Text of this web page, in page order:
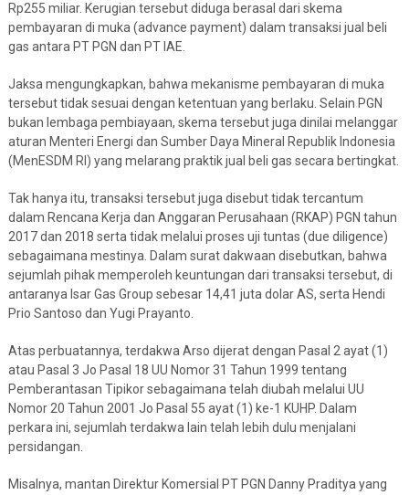
Rp255 miliar. Kerugian tersebut diduga berasal dari skema
pembayaran di muka (advance payment) dalam transaksi jual beli
gas antara PT PGN dan PT IAE.
Jaksa mengungkapkan, bahwa mekanisme pembayaran di muka
tersebut tidak sesuai dengan ketentuan yang berlaku. Selain PGN
bukan lembaga pembiayaan, skema tersebut juga dinilai melanggar
aturan Menteri Energi dan Sumber Daya Mineral Republik Indonesia
(MenESDM RI) yang melarang praktik jual beli gas secara bertingkat.
Tak hanya itu, transaksi tersebut juga disebut tidak tercantum
dalam Rencana Kerja dan Anggaran Perusahaan (RKAP) PGN tahun
2017 dan 2018 serta tidak melalui proses uji tuntas (due diligence)
sebagaimana mestinya. Dalam surat dakwaan disebutkan, bahwa
sejumlah pihak memperoleh keuntungan dari transaksi tersebut, di
antaranya Isar Gas Group sebesar 14,41 juta dolar AS, serta Hendi
Prio Santoso dan Yugi Prayanto.
Atas perbuatannya, terdakwa Arso dijerat dengan Pasal 2 ayat (1)
atau Pasal 3 Jo Pasal 18 UU Nomor 31 Tahun 1999 tentang
Pemberantasan Tipikor sebagaimana telah diubah melalui UU
Nomor 20 Tahun 2001 Jo Pasal 55 ayat (1) ke-1 KUHP. Dalam
perkara ini, sejumlah terdakwa lain telah lebih dulu menjalani
persidangan.
Misalnya, mantan Direktur Komersial PT PGN Danny Praditya yang